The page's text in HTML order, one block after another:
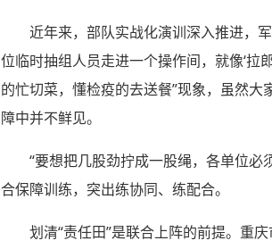
近年来，部队实战化演训深入推进，
位临时抽组人员走进一个操作间，就像‘拉
的忙切菜，懂检疫的去送餐”现象，虽然
障中并不鲜见。
“要想把几股劲拧成一股绳，各单位
合保障训练，突出练协同、练配合。
划清“责任田”是联合上阵的前提。重